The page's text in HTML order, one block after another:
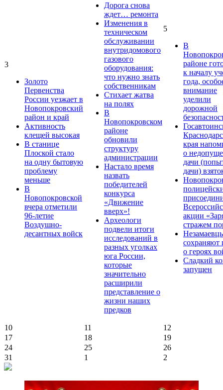
3
Золото
Первенства
России уезжает в
Новопокровский
район и край
Активность
клещей высокая
В станице
Плоской стало
на одну бытовую
проблему
меньше
В
Новопокровской
вчера отметили
96-летие
Воздушно-
десантных войск
Дорога снова
ждет… ремонта
Изменения в
техническом
обслуживании
внутридомового
газового
оборудования:
что нужно знать
собственникам
Стихает жатва
на полях
В
Новопокровском
районе
обновили
структуру
администрации
Настало время
назвать
победителей
конкурса
«Движение
вверх»!
Археологи
подвели итоги
исследований в
разных уголках
юга России,
которые
значительно
расширили
представление о
жизни наших
предков
5
В
районе
к началу
года,
внимание
уделили
дорожной
края
о
дачи
дачи)
акции
стражем
сохраняют
о героях
Сладкий
запущен
10 11
12
17
18
19
24
25
26
31
1 2